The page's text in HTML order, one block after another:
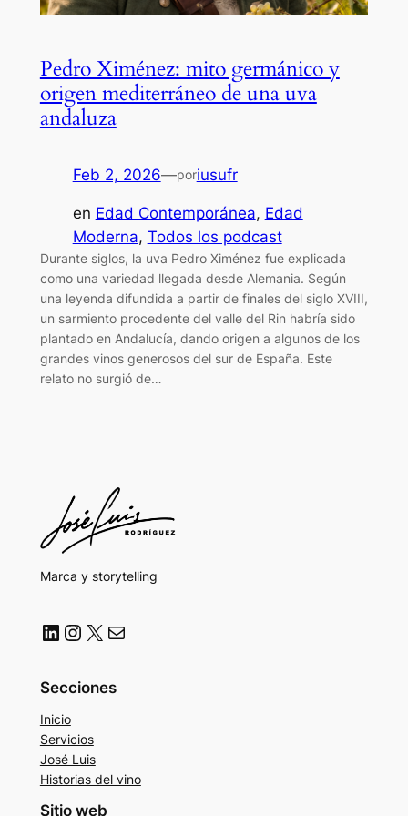
Pedro Ximénez: mito germánico y
origen mediterráneo de una uva
andaluza
Feb 2, 2026—poriusufr
en Edad Contemporánea, Edad
Moderna, Todos los podcast
Durante siglos, la uva Pedro Ximénez fue explicada
como una variedad llegada desde Alemania. Según
una leyenda difundida a partir de finales del siglo XVIII,
un sarmiento procedente del valle del Rin habría sido
plantado en Andalucía, dando origen a algunos de los
grandes vinos generosos del sur de España. Este
relato no surgió de…
Marca y storytelling
LinkedIn Instagram X Correo electrónico
Secciones
Inicio
Servicios
José Luis
Historias del vino
Sitio web